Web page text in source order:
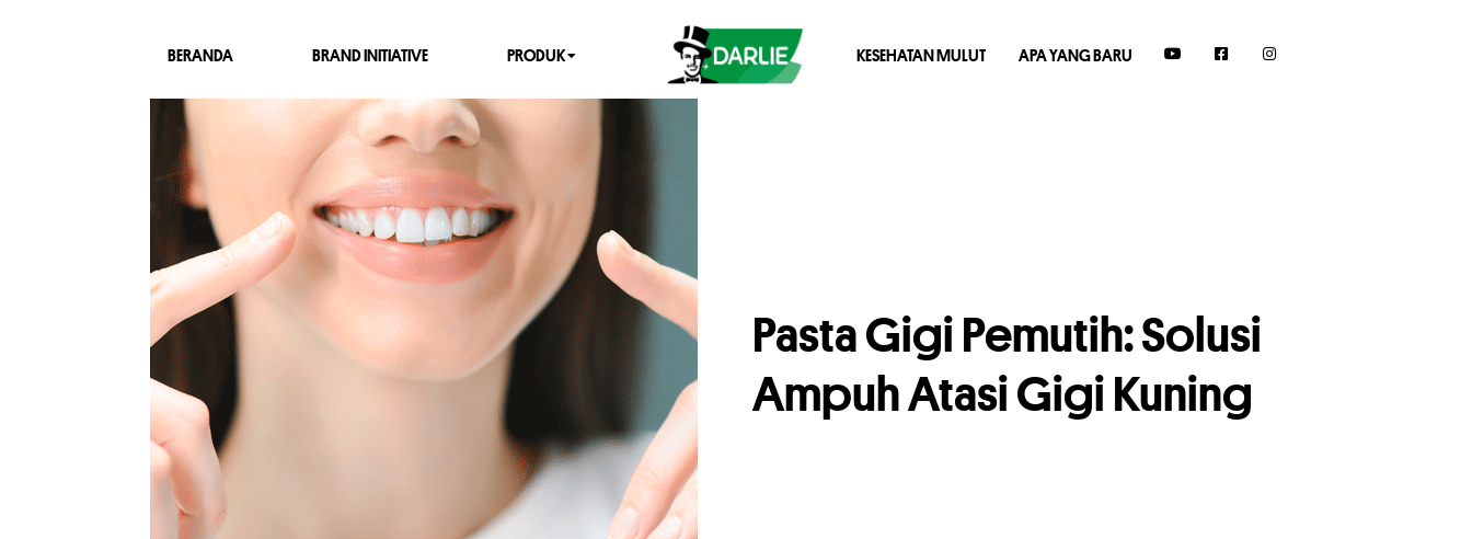
BERANDA BRAND INITIATIVE PRODUK KESEHATAN MULUT APA YANG BARU
Pasta Gigi Pemutih: Solusi
Ampuh Atasi Gigi Kuning